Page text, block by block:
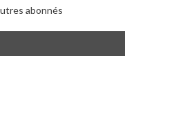
abonnés